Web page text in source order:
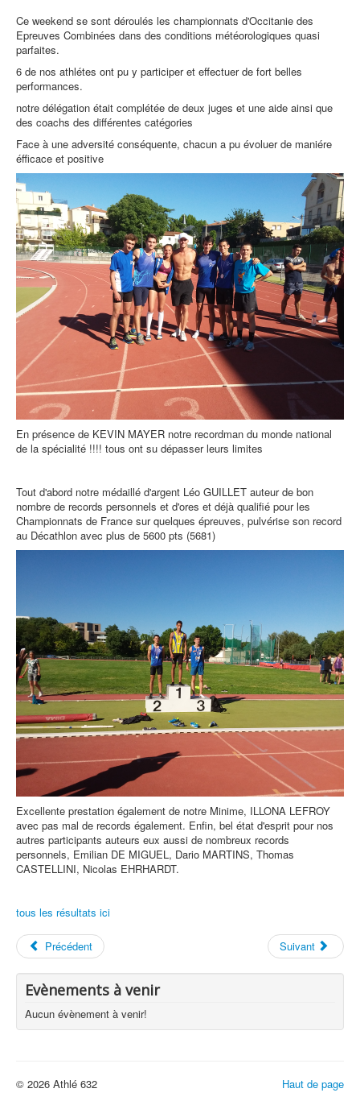
Ce weekend se sont déroulés les championnats d'Occitanie des
Epreuves Combinées dans des conditions météorologiques quasi
parfaites.
6 de nos athlétes ont pu y participer et effectuer de fort belles
performances.
notre délégation était complétée de deux juges et une aide ainsi que
des coachs des différentes catégories
Face à une adversité conséquente, chacun a pu évoluer de maniére
éfficace et positive
En présence de KEVIN MAYER notre recordman du monde national
de la spécialité !!!! tous ont su dépasser leurs limites
Tout d'abord notre médaillé d'argent Léo GUILLET auteur de bon
nombre de records personnels et d'ores et déjà qualifié pour les
Championnats de France sur quelques épreuves, pulvérise son record
au Décathlon avec plus de 5600 pts (5681)
Excellente prestation également de notre Minime, ILLONA LEFROY
avec pas mal de records également. Enfin, bel état d'esprit pour nos
autres participants auteurs eux aussi de nombreux records
personnels, Emilian DE MIGUEL, Dario MARTINS, Thomas
CASTELLINI, Nicolas EHRHARDT.
tous les résultats ici
Précédent Suivant
Evènements à venir
Aucun évènement à venir!
Haut de page
© 2026 Athlé 632